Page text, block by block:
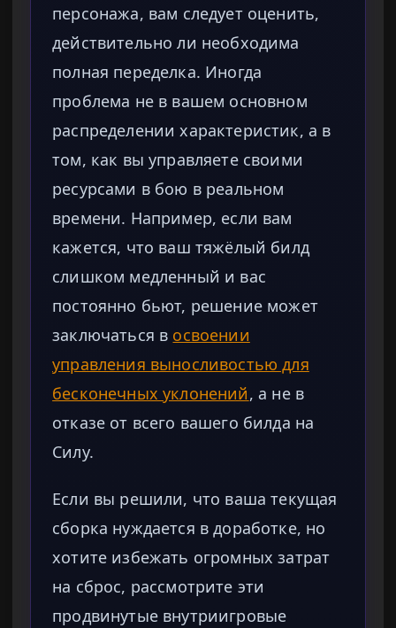
персонажа, вам следует оценить,
действительно ли необходима
полная переделка. Иногда
проблема не в вашем основном
распределении характеристик, а в
том, как вы управляете своими
ресурсами в бою в реальном
времени. Например, если вам
кажется, что ваш тяжёлый билд
слишком медленный и вас
постоянно бьют, решение может
заключаться в освоении
управления выносливостью для
бесконечных уклонений, а не в
отказе от всего вашего билда на
Силу.
Если вы решили, что ваша текущая
сборка нуждается в доработке, но
хотите избежать огромных затрат
на сброс, рассмотрите эти
продвинутые внутриигровые